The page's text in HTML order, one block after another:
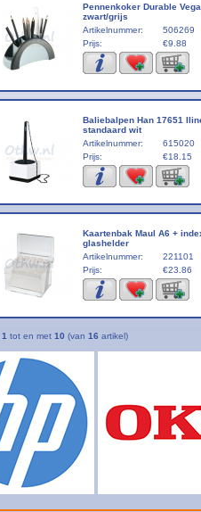
Pennenkoker Durable
zwart/grijs
Artikelnummer:
506269
Prijs:
€9.88
Baliebalpen Han 17651
standaard wit
Artikelnummer:
615020
Prijs:
€18.15
Kaartenbak Maul A6 +
glashelder
Artikelnummer:
221101
Prijs:
€23.86
1 tot en met 10 (van 16 artikel)